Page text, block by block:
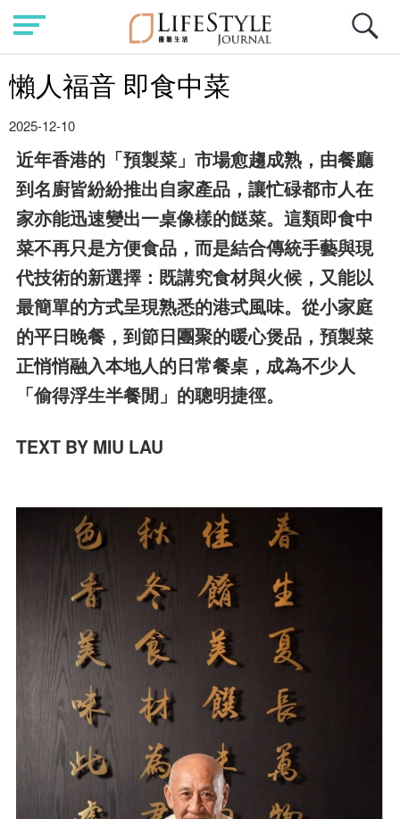
懶人福音 即食中菜
2025-12-10
近年香港的「預製菜」市場愈趨成熟，由餐廳
到名廚皆紛紛推出自家產品，讓忙碌都市人在
家亦能迅速變出一桌像樣的餸菜。這類即食中
菜不再只是方便食品，而是結合傳統手藝與現
代技術的新選擇：既講究食材與火候，又能以
最簡單的方式呈現熟悉的港式風味。從小家庭
的平日晚餐，到節日團聚的暖心煲品，預製菜
正悄悄融入本地人的日常餐桌，成為不少人
「偷得浮生半餐閒」的聰明捷徑。
TEXT BY MIU LAU